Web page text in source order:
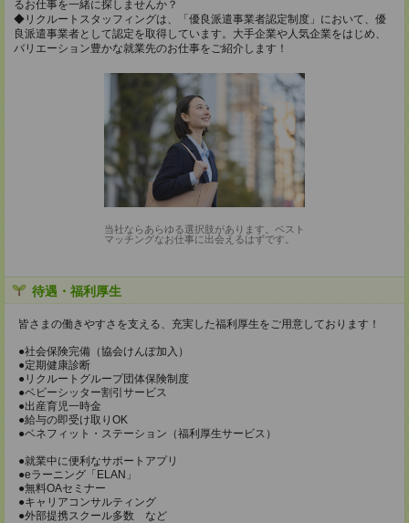
るお仕事を一緒に探しませんか？
◆リクルートスタッフィングは、「優良派遣事業者認定制度」において、優
良派遣事業者として認定を取得しています。大手企業や人気企業をはじめ、
バリエーション豊かな就業先のお仕事をご紹介します！
当社ならあらゆる選択肢があります。ベスト
マッチングなお仕事に出会えるはずです。
待遇・福利厚生
皆さまの働きやすさを支える、充実した福利厚生をご用意しております！
●社会保険完備（協会けんぽ加入）
●定期健康診断
●リクルートグループ団体保険制度
●ベビーシッター割引サービス
●出産育児一時金
●給与の即受け取りOK
●ベネフィット・ステーション（福利厚生サービス）
●就業中に便利なサポートアプリ
●eラーニング「ELAN」
●無料OAセミナー
●キャリアコンサルティング
●外部提携スクール多数 など